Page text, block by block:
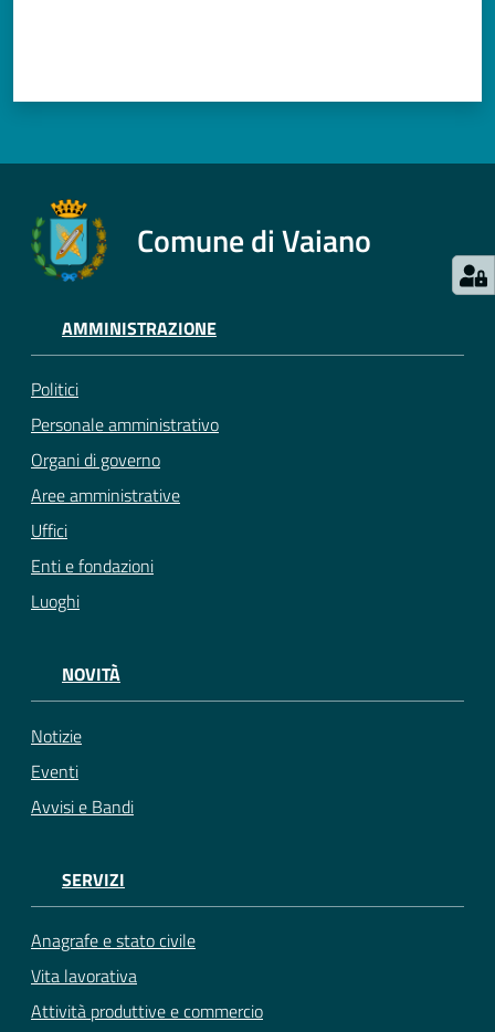
Comune di Vaiano
AMMINISTRAZIONE
Politici
Personale amministrativo
Organi di governo
Aree amministrative
Uffici
Enti e fondazioni
Luoghi
NOVITÀ
Notizie
Eventi
Avvisi e Bandi
SERVIZI
Anagrafe e stato civile
Vita lavorativa
Attività produttive e commercio